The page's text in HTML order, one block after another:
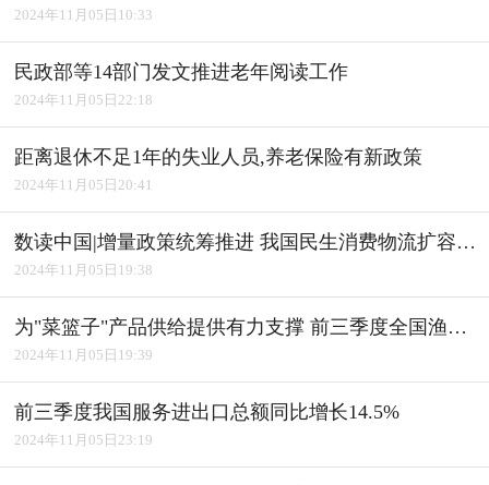
2024年11月05日10:33
民政部等14部门发文推进老年阅读工作
2024年11月05日22:18
距离退休不足1年的失业人员,养老保险有新政策
2024年11月05日20:41
数读中国|增量政策统筹推进 我国民生消费物流扩容升级
2024年11月05日19:38
为"菜篮子"产品供给提供有力支撑 前三季度全国渔业经济平稳发展
2024年11月05日19:39
前三季度我国服务进出口总额同比增长14.5%
2024年11月05日23:19